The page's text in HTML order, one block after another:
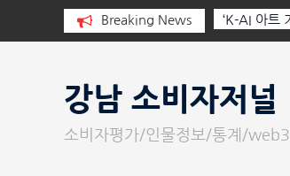
Breaking News
청문회: 진실을 부르는 힘은 고성
이다.
‘K-AI 아트
‘2026 제2
강남 소비자저널
소비자평가/인물정보/통계/